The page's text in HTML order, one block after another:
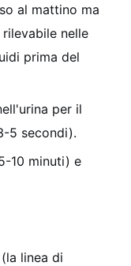
al mattino ma
nelle
prima del
per il
5 secondi).
10 minuti) e
linea di